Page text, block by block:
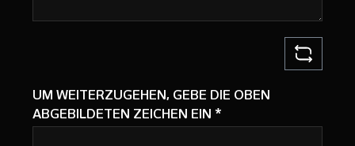
UM WEITERZUGEHEN, GEBE DIE OBEN
ABGEBILDETEN ZEICHEN EIN *